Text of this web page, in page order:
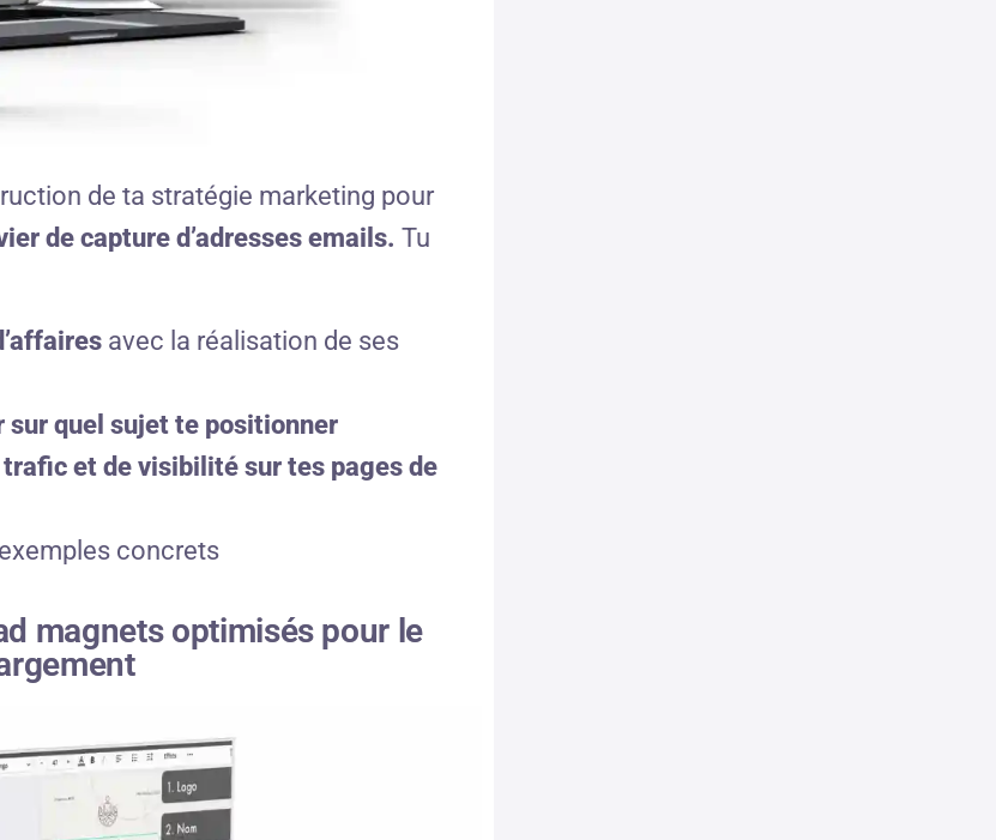
de ta stratégie marketing pour
de capture d’adresses emails. Tu
avec la réalisation de ses
sur quel sujet te positionner
trafic et de visibilité sur tes pages de
concrets
magnets optimisés pour le